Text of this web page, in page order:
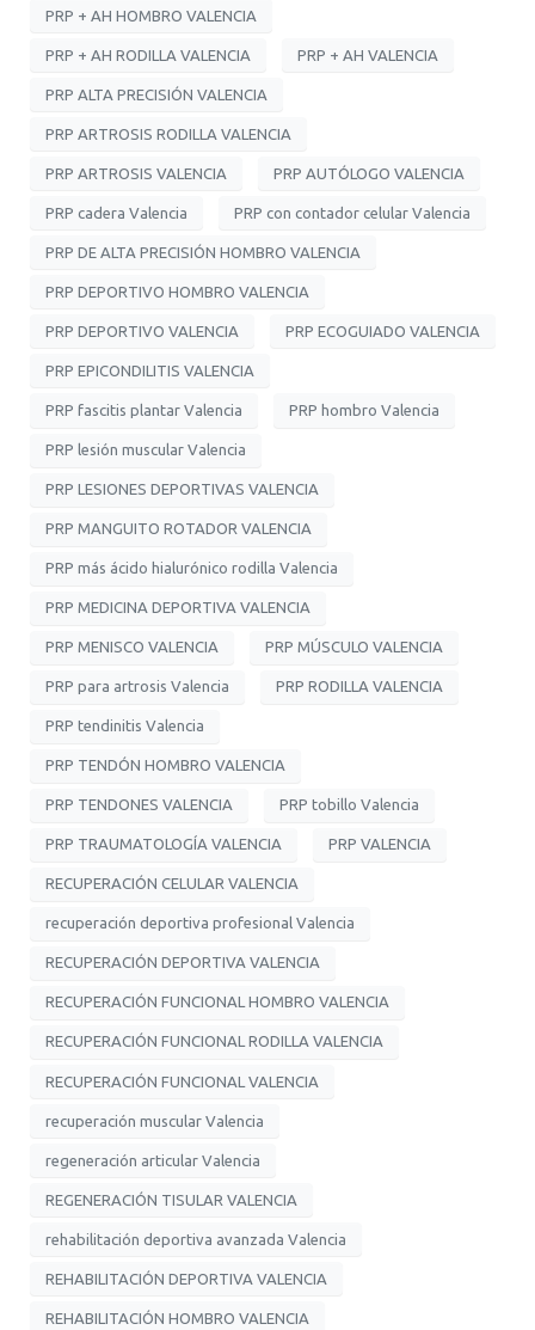
PRP + AH HOMBRO VALENCIA
PRP + AH RODILLA VALENCIA PRP + AH VALENCIA
PRP ALTA PRECISIÓN VALENCIA
PRP ARTROSIS RODILLA VALENCIA
PRP ARTROSIS VALENCIA PRP AUTÓLOGO VALENCIA
PRP cadera Valencia PRP con contador celular Valencia
PRP DE ALTA PRECISIÓN HOMBRO VALENCIA
PRP DEPORTIVO HOMBRO VALENCIA
PRP DEPORTIVO VALENCIA PRP ECOGUIADO VALENCIA
PRP EPICONDILITIS VALENCIA
PRP fascitis plantar Valencia PRP hombro Valencia
PRP lesión muscular Valencia
PRP LESIONES DEPORTIVAS VALENCIA
PRP MANGUITO ROTADOR VALENCIA
PRP más ácido hialurónico rodilla Valencia
PRP MEDICINA DEPORTIVA VALENCIA
PRP MENISCO VALENCIA PRP MÚSCULO VALENCIA
PRP para artrosis Valencia PRP RODILLA VALENCIA
PRP tendinitis Valencia
PRP TENDÓN HOMBRO VALENCIA
PRP TENDONES VALENCIA PRP tobillo Valencia
PRP TRAUMATOLOGÍA VALENCIA PRP VALENCIA
RECUPERACIÓN CELULAR VALENCIA
recuperación deportiva profesional Valencia
RECUPERACIÓN DEPORTIVA VALENCIA
RECUPERACIÓN FUNCIONAL HOMBRO VALENCIA
RECUPERACIÓN FUNCIONAL RODILLA VALENCIA
RECUPERACIÓN FUNCIONAL VALENCIA
recuperación muscular Valencia
regeneración articular Valencia
REGENERACIÓN TISULAR VALENCIA
rehabilitación deportiva avanzada Valencia
REHABILITACIÓN DEPORTIVA VALENCIA
REHABILITACIÓN HOMBRO VALENCIA